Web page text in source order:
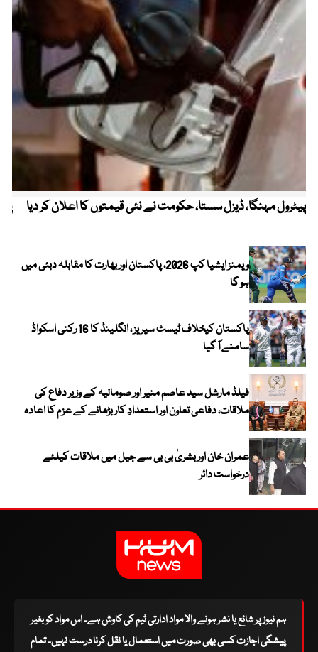
پیٹرول مہنگا، ڈیزل سستا، حکومت نے نئی قیمتوں کا اعلان کر دیا
ویمنز ایشیا کپ 2026، پاکستان اور بھارت کا مقابلہ دبئی میں
ہو گا
پاکستان کیخلاف ٹیسٹ سیریز ، انگلینڈ کا 16 رکنی اسکواڈ
سامنے آ گیا
فیلڈ مارشل سید عاصم منیر اور صومالیہ کے وزیر دفاع کی
ملاقات، دفاعی تعاون اور استعدادِ کار بڑھانے کے عزم کا اعادہ
عمران خان اور بشریٰ بی بی سے جیل میں ملاقات کیلئے
درخواست دائر
ہم نیوز پر شائع یا نشر ہونے والا مواد ادارتی ٹیم کی کاوش ہے۔ اس مواد کو بغیر
پیشگی اجازت کسی بھی صورت میں استعمال یا نقل کرنا درست نہیں۔ تمام